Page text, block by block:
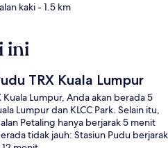
kaki- 1.5 km
ini
TRX Kuala Lumpur
Lumpur, Anda akan berada 5
Lumpur dan KLCC Park. Selain itu,
Petaling hanya berjarak 5 menit
tidak jauh: Stasiun Pudu berjarak